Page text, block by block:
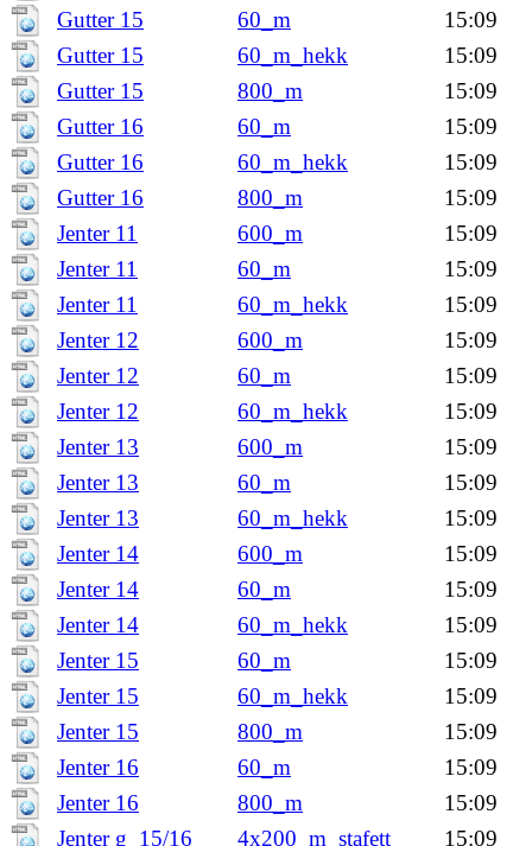
Gutter 15
60_m
15:09
Gutter 15
60_m_hekk
15:09
Gutter 15
800_m
15:09
Gutter 16
60_m
15:09
Gutter 16
60_m_hekk
15:09
Gutter 16
800_m
15:09
Jenter 11
600_m
15:09
Jenter 11
60_m
15:09
Jenter 11
60_m_hekk
15:09
Jenter 12
600_m
15:09
Jenter 12
60_m
15:09
Jenter 12
60_m_hekk
15:09
Jenter 13
600_m
15:09
Jenter 13
60_m
15:09
Jenter 13
60_m_hekk
15:09
Jenter 14
600_m
15:09
Jenter 14
60_m
15:09
Jenter 14
60_m_hekk
15:09
Jenter 15
60_m
15:09
Jenter 15
60_m_hekk
15:09
Jenter 15
800_m
15:09
Jenter 16
60_m
15:09
Jenter 16
800_m
15:09
Jenter g_15/16
4x200_m_stafett 15:09